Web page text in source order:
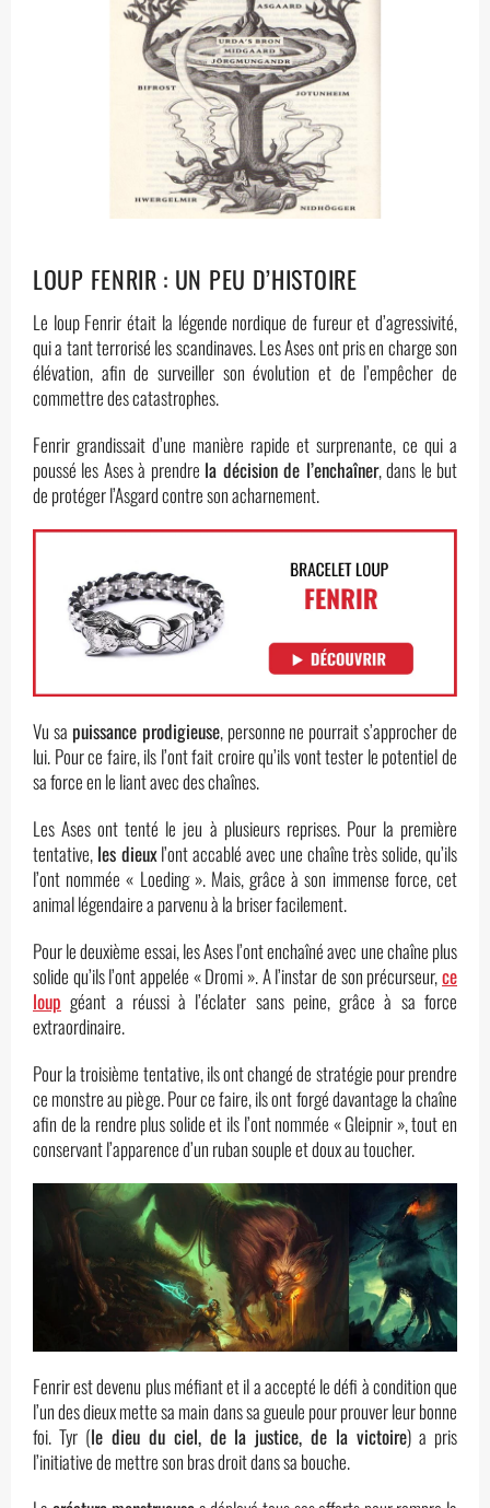
LOUP FENRIR : UN PEU D’HISTOIRE
Le loup Fenrir était la légende nordique de fureur et d’agressivité,
qui a tant terrorisé les scandinaves. Les Ases ont pris en charge son
élévation, afin de surveiller son évolution et de l’empêcher de
commettre des catastrophes.
Fenrir grandissait d’une manière rapide et surprenante, ce qui a
poussé les Ases à prendre la décision de l’enchaîner, dans le but
de protéger l’Asgard contre son acharnement.
Vu sa puissance prodigieuse, personne ne pourrait s’approcher de
lui. Pour ce faire, ils l’ont fait croire qu’ils vont tester le potentiel de
sa force en le liant avec des chaînes.
Les Ases ont tenté le jeu à plusieurs reprises. Pour la première
tentative, les dieuxl’ont accablé avec une chaîne très solide, qu’ils
l’ont nommée « Loeding ». Mais, grâce à son immense force, cet
animal légendaire a parvenu à la briser facilement.
Pour le deuxième essai, les Ases l’ont enchaîné avec une chaîne plus
solide qu’ils l’ont appelée « Dromi ». A l’instar de son précurseur,ce
loup géant a réussi à l’éclater sans peine, grâce à sa force
extraordinaire.
Pour la troisième tentative, ils ont changé de stratégie pour prendre
ce monstre au piège. Pour ce faire, ils ont forgé davantage la chaîne
afin de la rendre plus solide et ils l’ont nommée « Gleipnir », tout en
conservant l’apparence d’un ruban souple et doux au toucher.
Fenrir est devenu plus méfiant et il a accepté le défi à condition que
l’un des dieux mette sa main dans sa gueule pour prouver leur bonne
foi. Tyr (le dieu du ciel, de la justice, de la victoire) a pris
l’initiative de mettre son bras droit dans sa bouche.